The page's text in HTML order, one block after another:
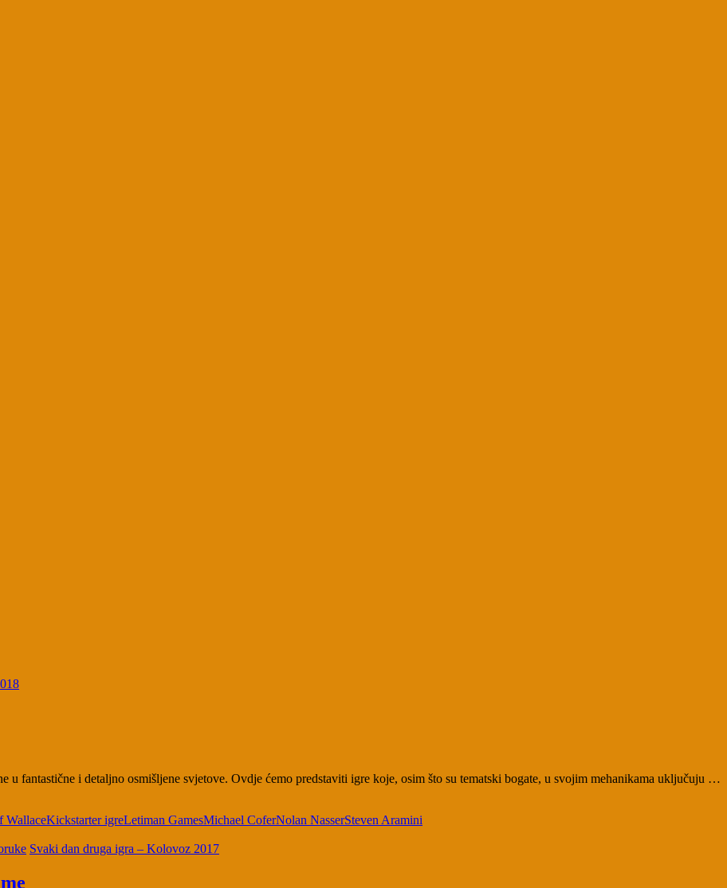
u fantastične i detaljno osmišljene svjetove. Ovdje ćemo predstaviti igre koje, osim što su tematski bogate, u svojim mehanikama uključuju …
WallaceKickstarter igreLetiman GamesMichael CoferNolan NasserSteven Aramini
Svaki dan druga igra – Kolovoz 2017